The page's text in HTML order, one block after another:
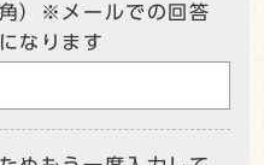
）※メールでの回答
なります